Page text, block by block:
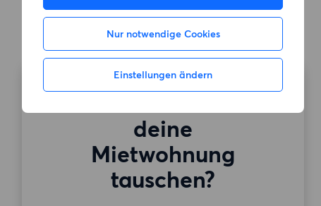
Nur notwendige Cookies
Einstellungen ändern
deine
Mietwohnung
tauschen?